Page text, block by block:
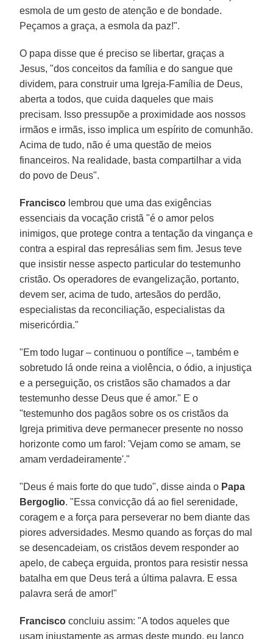
esmola de um gesto de atenção e de bondade.
Peçamos a graça, a esmola da paz!".
O papa disse que é preciso se libertar, graças a
Jesus, "dos conceitos da família e do sangue que
dividem, para construir uma Igreja-Família de Deus,
aberta a todos, que cuida daqueles que mais
precisam. Isso pressupõe a proximidade aos nossos
irmãos e irmãs, isso implica um espírito de comunhão.
Acima de tudo, não é uma questão de meios
financeiros. Na realidade, basta compartilhar a vida
do povo de Deus".
Francisco lembrou que uma das exigências
essenciais da vocação cristã "é o amor pelos
inimigos, que protege contra a tentação da vingança e
contra a espiral das represálias sem fim. Jesus teve
que insistir nesse aspecto particular do testemunho
cristão. Os operadores de evangelização, portanto,
devem ser, acima de tudo, artesãos do perdão,
especialistas da reconciliação, especialistas da
misericórdia."
"Em todo lugar – continuou o pontífice –, também e
sobretudo lá onde reina a violência, o ódio, a injustiça
e a perseguição, os cristãos são chamados a dar
testemunho desse Deus que é amor." E o
"testemunho dos pagãos sobre os os cristãos da
Igreja primitiva deve permanecer presente no nosso
horizonte como um farol: 'Vejam como se amam, se
amam verdadeiramente'."
"Deus é mais forte do que tudo", disse ainda o Papa
Bergoglio. "Essa convicção dá ao fiel serenidade,
coragem e a força para perseverar no bem diante das
piores adversidades. Mesmo quando as forças do mal
se desencadeiam, os cristãos devem responder ao
apelo, de cabeça erguida, prontos para resistir nessa
batalha em que Deus terá a última palavra. E essa
palavra será de amor!"
Francisco concluiu assim: "A todos aqueles que
usam injustamente as armas deste mundo, eu lanço